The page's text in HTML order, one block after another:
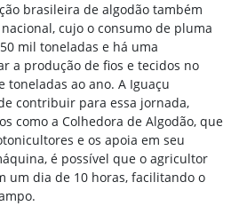
brasileira de algodão também
cujo o consumo de pluma
mil toneladas e há uma
a produção de fios e tecidos no
toneladas ao ano. A Iguaçu
contribuir para essa jornada,
como a Colhedora de Algodão, que
e os apoia em seu
é possível que o agricultor
um dia de 10 horas, facilitando o